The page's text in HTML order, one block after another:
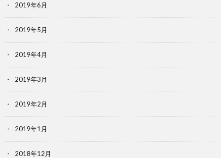
2019年6月
2019年5月
2019年4月
2019年3月
2019年2月
2019年1月
2018年12月